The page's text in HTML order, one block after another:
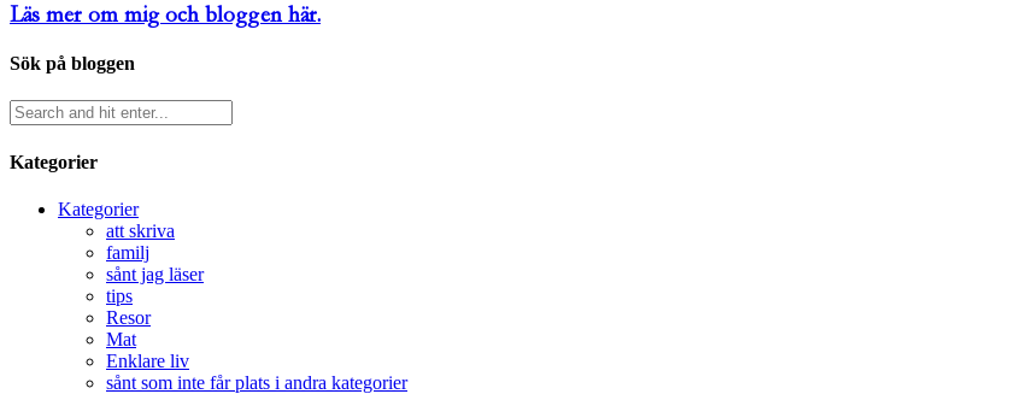
Läs mer om mig och bloggen här.
Sök på bloggen
Kategorier
Kategorier
att skriva
familj
sånt jag läser
tips
Resor
Mat
Enklare liv
sånt som inte får plats i andra kategorier